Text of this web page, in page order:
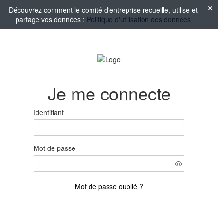
Découvrez comment le comité d'entreprise recueille, utilise et
partage vos données : Politique d'utilisation des données
Je me connecte
Identifiant
Mot de passe
Mot de passe oublié ?